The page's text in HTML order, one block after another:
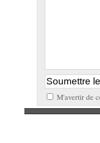
M'avertir de